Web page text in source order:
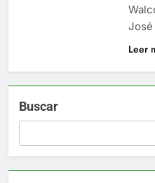
José
Leer
Buscar